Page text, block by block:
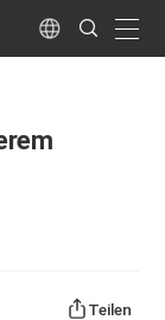
Language
Search
Submit
Teilen